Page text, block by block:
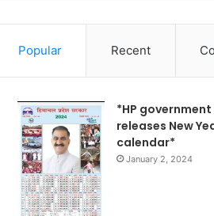
Popular Recent
*HP government
releases New
calendar*
January 2, 2024